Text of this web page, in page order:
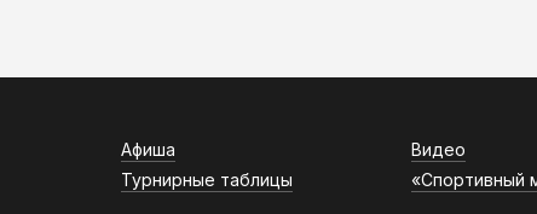
Афиша Видео
Турнирные таблицы «Спортивный